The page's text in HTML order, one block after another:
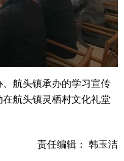
航头镇承办的学习宣传
航头镇灵栖村文化礼堂
责任编辑： 韩玉洁